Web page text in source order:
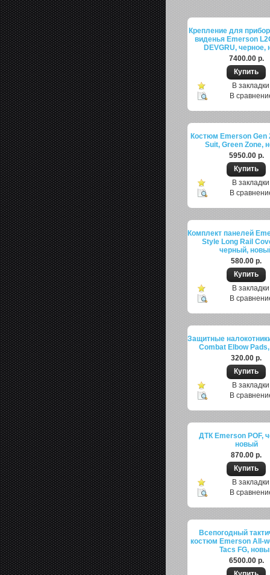
Крепление для
виденья Emerson
DEVGRU, черное,
7400.00 р.
В закладки
В
Костюм Emerson Gen
Suit, Green Zone,
5950.00 р.
В закладки
В
Комплект панелей
Style Long Rail
черный,
580.00 р.
В закладки
В
Защитные
Combat Elbow
320.00 р.
В закладки
В
ДТК Emerson POF,
новый
870.00 р.
В закладки
В
Всепогодный
костюм Emerson All-
Tacs FG,
6500.00 р.